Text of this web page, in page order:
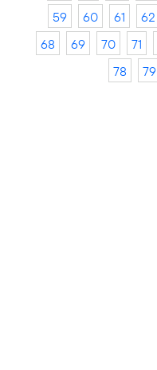
59
60 61 62
68
69 70 71
78
79